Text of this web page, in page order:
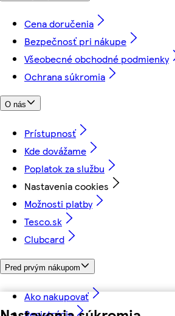
Cena doručenia
Bezpečnosť pri nákupe
Všeobecné obchodné podmienky
Ochrana súkromia
O nás
Prístupnosť
Kde dovážame
Poplatok za službu
Nastavenia cookies
Možnosti platby
Tesco.sk
Clubcard
Pred prvým nákupom
Ako nakupovať